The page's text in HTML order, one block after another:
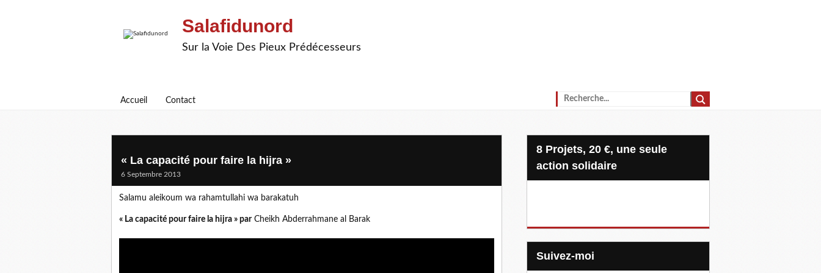
Salafidunord
Sur la Voie Des Pieux Prédécesseurs
Accueil Contact
« La capacité pour faire la hijra »
6 Septembre 2013
Salamu aleikoum wa rahamtullahi wa barakatuh
« La capacité pour faire la hijra » parCheikh Abderrahmane al Barak
8 Projets, 20 €, une seule
action solidaire
Suivez-moi